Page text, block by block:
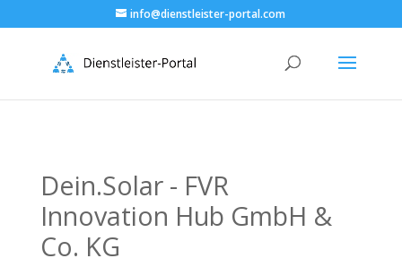
info@dienstleister-portal.com
Dein.Solar - FVR
Innovation Hub GmbH &
Co. KG